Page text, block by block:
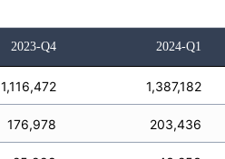
2023-Q4 2024-Q1
1,116,472 1,387,182
176,978 203,436